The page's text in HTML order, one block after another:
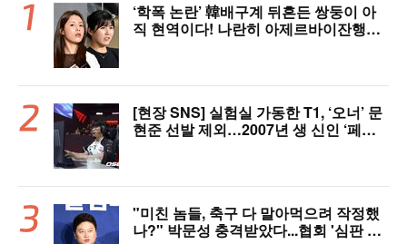
‘학폭 논란’ 韓배구계 뒤흔든 쌍둥이 아
직 현역이다! 나란히 아제르바이잔행→5
[현장 SNS] 실험실 가동한 T1, ‘오너’ 문
현준 선발 제외…2007년 생 신인 ‘페인
"미친 놈들, 축구 다 말아먹으려 작정했
나?" 박문성 충격받았다...협회 '심판 성